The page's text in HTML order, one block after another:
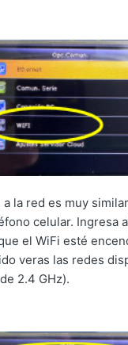
la red es muy
celular. Ingresa
el WiFi esté
veras las redes
2.4 GHz).